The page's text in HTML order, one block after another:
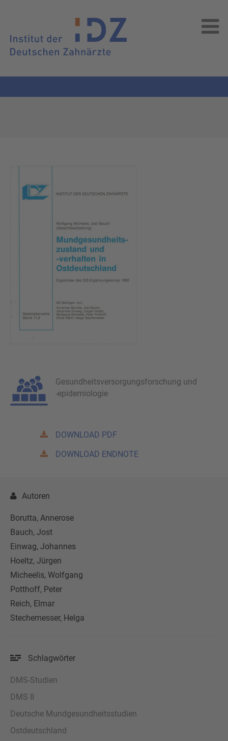
Gesundheitsversorgungsforschung und
-epidemiologie
DOWNLOAD PDF
DOWNLOAD ENDNOTE
Autoren
Borutta, Annerose
Bauch, Jost
Einwag, Johannes
Hoeltz, Jürgen
Micheelis, Wolfgang
Potthoff, Peter
Reich, Elmar
Stechemesser, Helga
Schlagwörter
DMS-Studien
DMS II
Deutsche Mundgesundheitsstudien
Ostdeutschland